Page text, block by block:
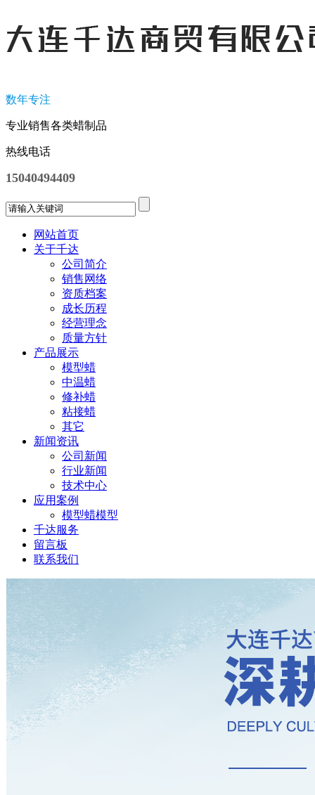
数年专注
专业销售各类蜡制品
热线电话
15040494409
网站首页
关于千达
公司简介
销售网络
资质档案
成长历程
经营理念
质量方针
产品展示
模型蜡
中温蜡
修补蜡
粘接蜡
其它
新闻资讯
公司新闻
行业新闻
技术中心
应用案例
模型蜡模型
千达服务
留言板
联系我们